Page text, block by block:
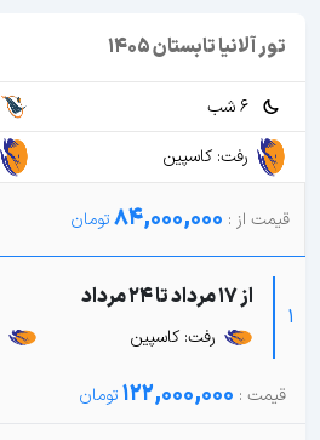
تور آلانیا تابستان 1405
6 شب
رفت: کاسپین
84,000,000
1
از 17 مرداد تا 24 مرداد
رفت: کاسپین
122,000,000